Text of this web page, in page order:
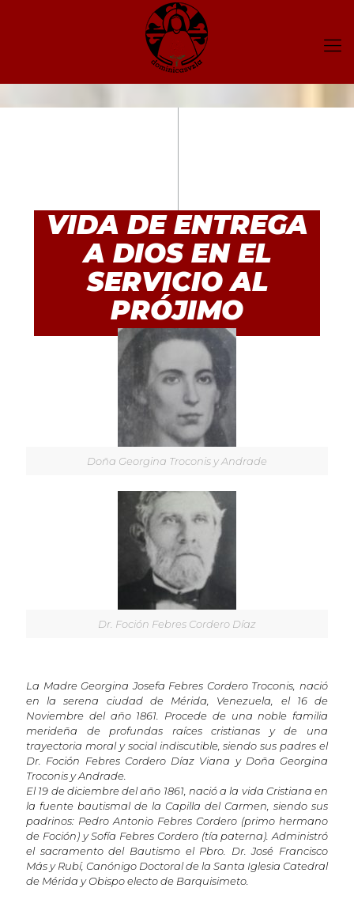
VIDA DE ENTREGA
A DIOS EN EL
SERVICIO AL
PRÓJIMO
Doña Georgina Troconis y Andrade
Dr. Foción Febres Cordero Díaz
La Madre Georgina Josefa Febres Cordero Troconis, nació
en la serena ciudad de Mérida, Venezuela, el 16 de
Noviembre del año 1861. Procede de una noble familia
merideña de profundas raíces cristianas y de una
trayectoria moral y social indiscutible, siendo sus padres el
Dr. Foción Febres Cordero Díaz Viana y Doña Georgina
Troconis y Andrade.
El 19 de diciembre del año 1861, nació a la vida Cristiana en
la fuente bautismal de la Capilla del Carmen, siendo sus
padrinos: Pedro Antonio Febres Cordero (primo hermano
de Foción) y Sofía Febres Cordero (tía paterna). Administró
el sacramento del Bautismo el Pbro. Dr. José Francisco
Más y Rubí, Canónigo Doctoral de la Santa Iglesia Catedral
de Mérida y Obispo electo de Barquisimeto.